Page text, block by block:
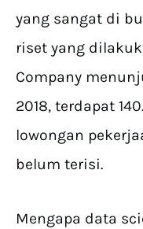
yang sangat di
riset yang
Company
2018, terdapat
lowongan
belum terisi.
Mengapa data